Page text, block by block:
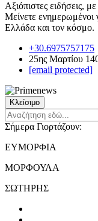
Αξιόπιστες ειδήσεις,
Μείνετε ενημερωμένοι
Ελλάδα και τον κόσμο.
+30.6975757175
25ης Μαρτίου
[email protected]
Κλείσιμο
Σήμερα Γιορτάζουν:
ΕΥΜΟΡΦΙΑ
ΜΟΡΦΟΥΛΑ
ΣΩΤΗΡΗΣ